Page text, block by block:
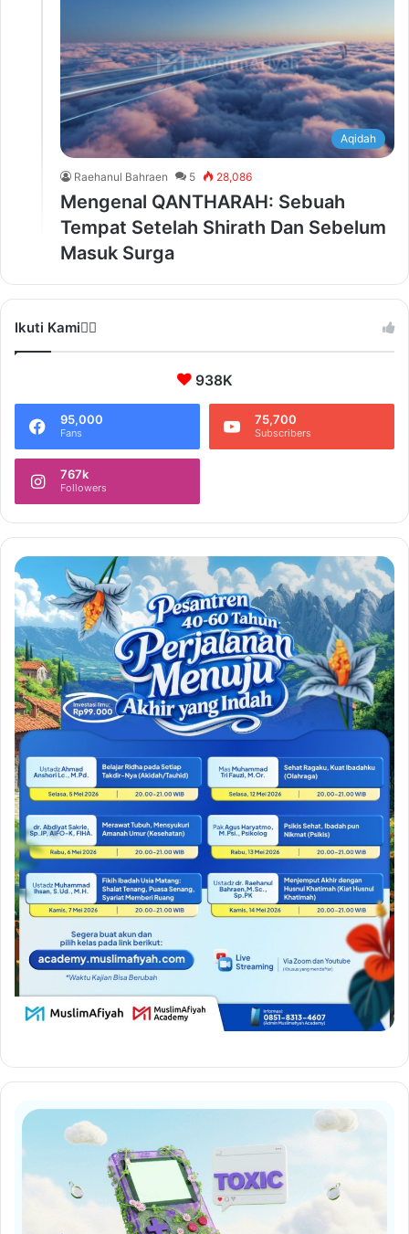
Aqidah
Raehanul Bahraen 5 28,086
Mengenal QANTHARAH: Sebuah
Tempat Setelah Shirath Dan Sebelum
Masuk Surga
Ikuti Kami❤️‍🔥
938K
95,000
Fans
75,700
Subscribers
767k
Followers